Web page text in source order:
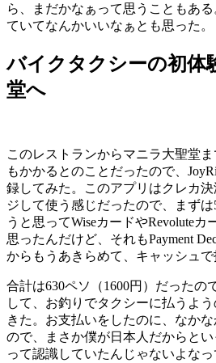
ら、まだかなぁって思うこともあ
ていてなんかいいなぁとも思った。
バイクタクシーの初体
堂へ
このレストランからマニラ大聖堂
もかかるとのことだったので、
録してみた。このアプリはクレカ
ジして使う感じだったので、まず
うと思ってWiseカードやRevoluteカ
思ったんだけど、それもPayment
からもうあきらめて、キャッシュで
合計は630ペソ（1600円）だったの
して、お釣りでタクシーに払うよ
きた。お支払いをしたのに、なか
ので、まさか僕が日本人だからと
って認識していたんじゃないよな